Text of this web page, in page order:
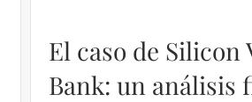
El caso de Silicon
Bank: un análisis